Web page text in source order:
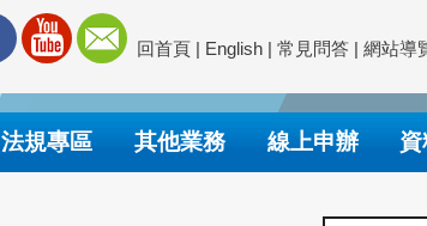
回首頁 | English | 常見問答 | 網站導
法規專區 其他業務 線上申辦